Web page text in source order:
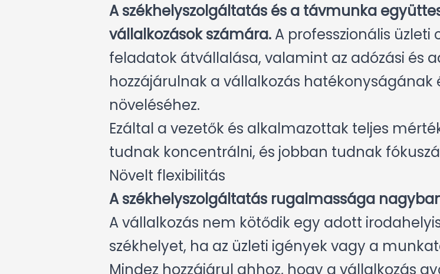
A székhelyszolgáltatás és a távmunka
vállalkozások számára.A professzionális üzleti
feladatok átvállalása, valamint az adózási és
hozzájárulnak a vállalkozás
növeléséhez.
Ezáltal a vezetők és alkalmazottak teljes
tudnak koncentrálni, és jobban tudnak
Növelt flexibilitás
A székhelyszolgáltatás rugalmassága
A vállalkozás nem kötődik egy adott
székhelyet, ha az üzleti igények vagy a
Mindez hozzájárul ahhoz, hogy a vállalkozás